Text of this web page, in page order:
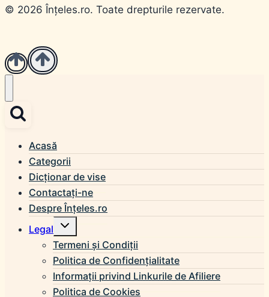
© 2026 Înțeles.ro. Toate drepturile rezervate.
Acasă
Categorii
Dicționar de vise
Contactați-ne
Despre Înțeles.ro
Legal
Toggle
child
menu
Termeni și Condiții
Politica de Confidențialitate
Informații privind Linkurile de Afiliere
Politica de Cookies